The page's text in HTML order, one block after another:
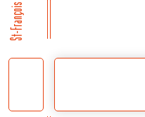
St-François